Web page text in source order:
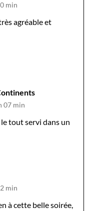
min
agréable et
07 min
tout servi dans un
min
à cette belle soirée,